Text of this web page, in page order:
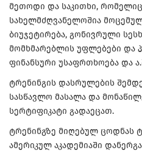
მეთოდი და საკითხი, რომელიც
სახელმძღვანელოშია
ბიუჯეტირება, გონივრული
მომხმარებლის უფლებები და
ფინანსური უსაფრთხოება და
ტრენინგის დასრულების
სასწავლო მასალა და
სერტიფიკატი გადაეცათ.
ტრენინგზე მიღებულ ცოდნას
ამერიკულ აკადემიაში